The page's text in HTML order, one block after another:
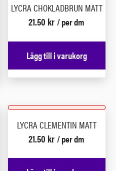
LYCRA CHOKLADBRUN MATT
21.50 kr / per dm
Lägg till i varukorg
LYCRA CLEMENTIN MATT
21.50 kr / per dm